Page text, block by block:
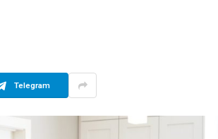
Telegram